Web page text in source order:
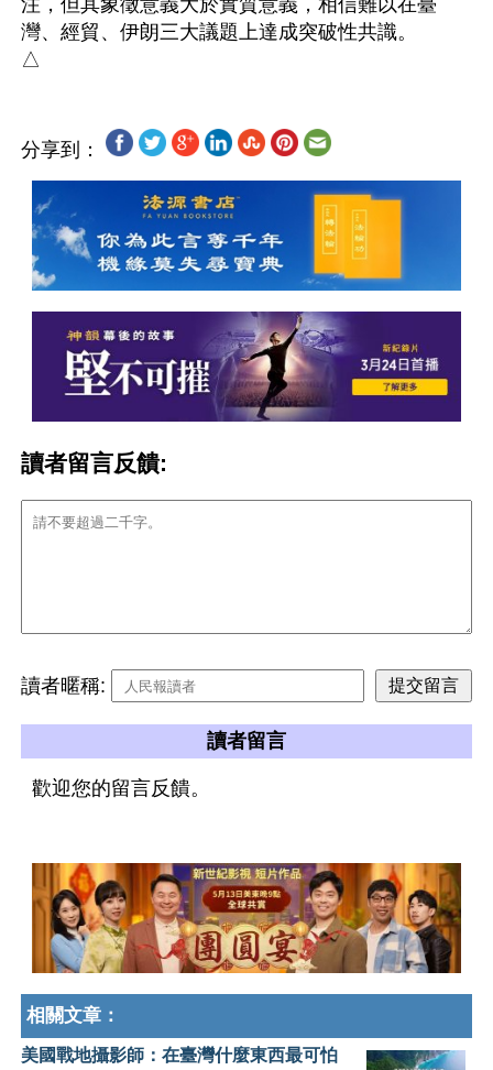
注，但其象徵意義大於實質意義，相信難以在臺
灣、經貿、伊朗三大議題上達成突破性共識。
分享到：
讀者留言反饋:
讀者暱稱:
讀者留言
歡迎您的留言反饋。
相關文章：
美國戰地攝影師：在臺灣什麼東西最可怕